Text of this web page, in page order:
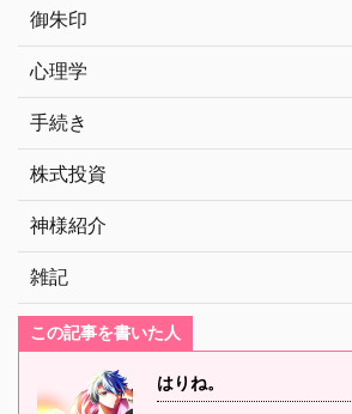
御朱印
心理学
手続き
株式投資
神様紹介
雑記
この記事を書いた人
はりね。